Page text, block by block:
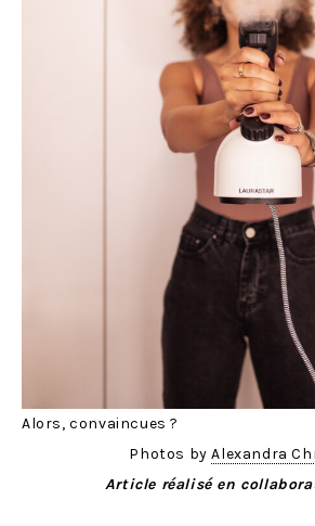
Alors, convaincues ?
Photos byAlexandra
Article réalisé en